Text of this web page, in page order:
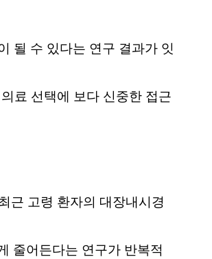
될 수 있다는 연구 결과가 잇
료 선택에 보다 신중한 접근
근 고령 환자의 대장내시경
줄어든다는 연구가 반복적